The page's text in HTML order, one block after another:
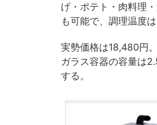
げ・ポテト・肉料理
も可能で、調理温度
実勢価格は18,480円
ガラス容器の容量は
する。